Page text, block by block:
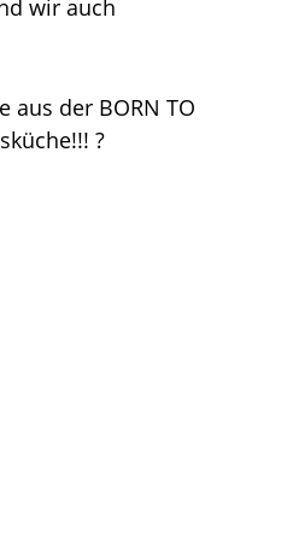
wir auch
aus der BORN TO
?